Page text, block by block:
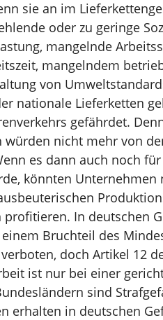
sie an im
oder zu geringe
mangelnde
mangelndem
von
nationale Lieferketten
gefährdet.
würden nicht mehr von
es dann auch noch für
könnten Unternehmen
profitieren. In deutschen
Bruchteil des
doch Artikel 12
ist nur bei einer
sind
erhalten in deutschen